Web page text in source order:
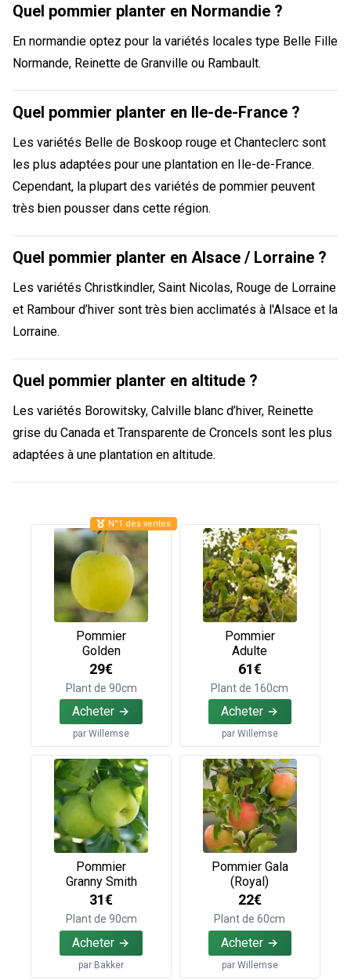
Quel pommier planter en Normandie ?
En normandie optez pour la variétés locales type Belle Fille
Normande, Reinette de Granville ou Rambault.
Quel pommier planter en Ile-de-France ?
Les variétés Belle de Boskoop rouge et Chanteclerc sont
les plus adaptées pour une plantation en Ile-de-France.
Cependant, la plupart des variétés de pommier peuvent
très bien pousser dans cette région.
Quel pommier planter en Alsace / Lorraine ?
Les variétés Christkindler, Saint Nicolas, Rouge de Lorraine
et Rambour d’hiver sont très bien acclimatés à l'Alsace et la
Lorraine.
Quel pommier planter en altitude ?
Les variétés Borowitsky, Calville blanc d’hiver, Reinette
grise du Canada et Transparente de Croncels sont les plus
adaptées à une plantation en altitude.
Pommier
Golden
29€
Plant de 90cm
Acheter
parWillemse
N°1 des ventes
Pommier
Adulte
61€
Plant de 160cm
Acheter
par Willemse
Pommier
Granny Smith
31€
Plant de 90cm
Acheter
par Bakker
Pommier Gala
(Royal)
22€
Plant de 60cm
Acheter
par Willemse